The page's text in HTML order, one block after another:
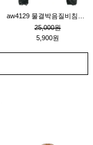
25,000원
5,900원